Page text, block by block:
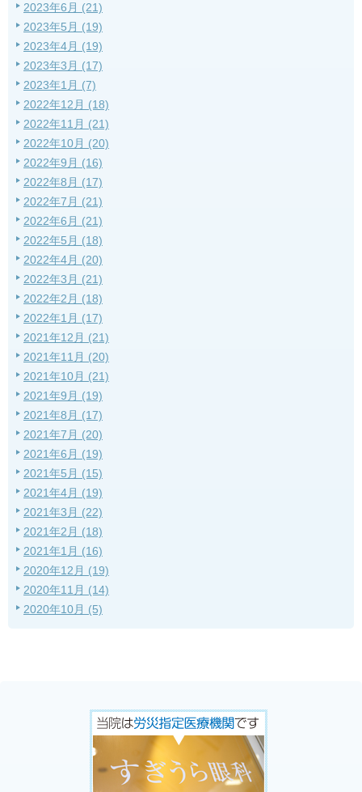
2023年6月 (21)
2023年5月 (19)
2023年4月 (19)
2023年3月 (17)
2023年1月 (7)
2022年12月 (18)
2022年11月 (21)
2022年10月 (20)
2022年9月 (16)
2022年8月 (17)
2022年7月 (21)
2022年6月 (21)
2022年5月 (18)
2022年4月 (20)
2022年3月 (21)
2022年2月 (18)
2022年1月 (17)
2021年12月 (21)
2021年11月 (20)
2021年10月 (21)
2021年9月 (19)
2021年8月 (17)
2021年7月 (20)
2021年6月 (19)
2021年5月 (15)
2021年4月 (19)
2021年3月 (22)
2021年2月 (18)
2021年1月 (16)
2020年12月 (19)
2020年11月 (14)
2020年10月 (5)